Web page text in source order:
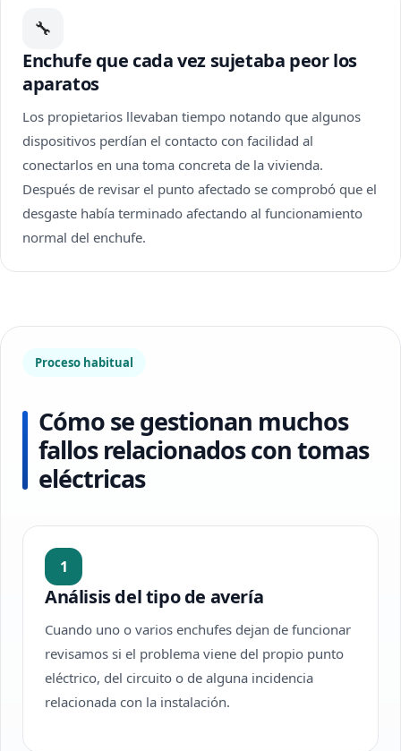
🔧
Enchufe que cada vez sujetaba peor los
aparatos
Los propietarios llevaban tiempo notando que algunos
dispositivos perdían el contacto con facilidad al
conectarlos en una toma concreta de la vivienda.
Después de revisar el punto afectado se comprobó que el
desgaste había terminado afectando al funcionamiento
normal del enchufe.
Proceso habitual
Cómo se gestionan muchos
fallos relacionados con tomas
eléctricas
1
Análisis del tipo de avería
Cuando uno o varios enchufes dejan de funcionar
revisamos si el problema viene del propio punto
eléctrico, del circuito o de alguna incidencia
relacionada con la instalación.